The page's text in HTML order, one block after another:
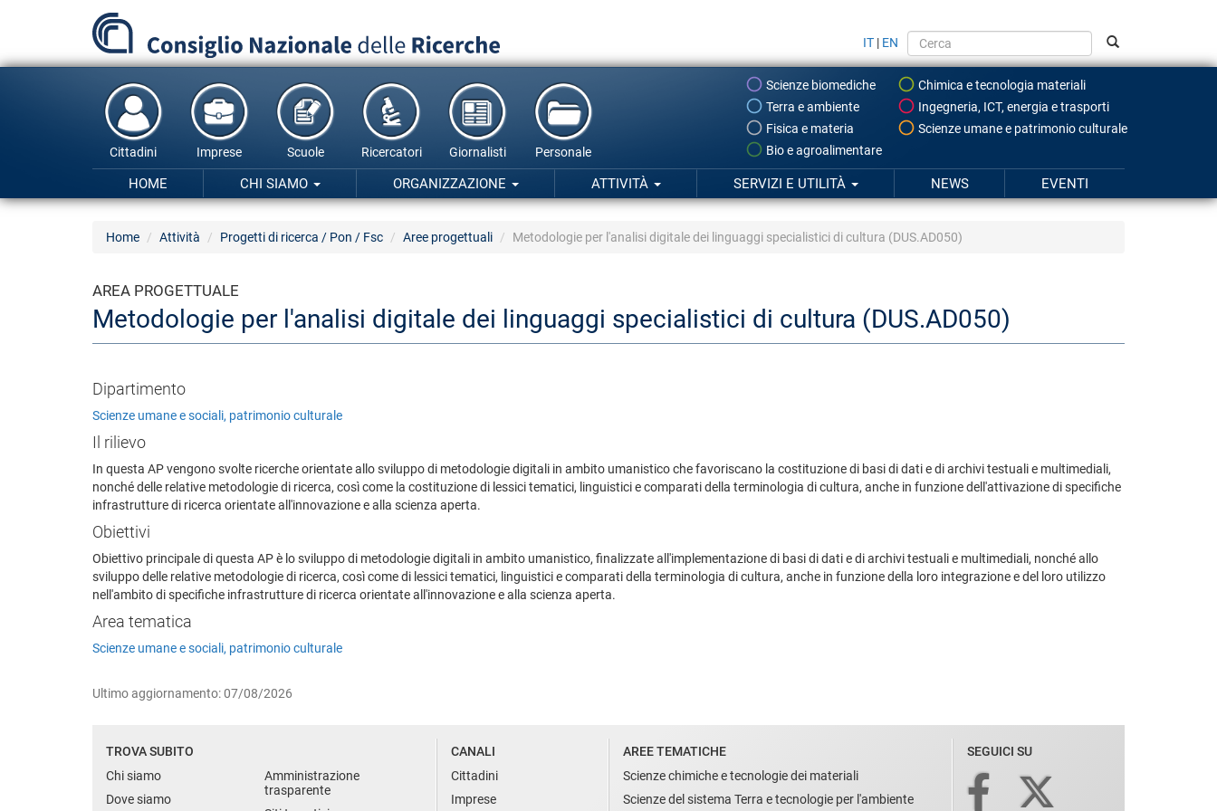
principale
IT | EN
Scienze biomediche
Chimica e tecnologia materiali
Terra e ambiente
Ingegneria, ICT, energia e trasporti
Fisica e materia
Scienze umane e patrimonio culturale
Bio e agroalimentare
Cittadini Imprese Scuole Ricercatori Giornalisti Personale
HOME CHI SIAMO ORGANIZZAZIONE ATTIVITÀ SERVIZI E UTILITÀ NEWS EVENTI
Home Attività Progetti di ricerca / Pon / Fsc Aree progettuali Metodologie per l'analisi digitale dei linguaggi specialistici di cultura (DUS.AD050)
AREA PROGETTUALE
Metodologie per l'analisi digitale dei linguaggi specialistici di cultura (DUS.AD050)
Dipartimento
Scienze umane e sociali, patrimonio culturale
Il rilievo
In questa AP vengono svolte ricerche orientate allo sviluppo di metodologie digitali in ambito umanistico che favoriscano la costituzione di basi di dati e di archivi testuali e multimediali,
nonché delle relative metodologie di ricerca, così come la costituzione di lessici tematici, linguistici e comparati della terminologia di cultura, anche in funzione dell'attivazione di specifiche
infrastrutture di ricerca orientate all'innovazione e alla scienza aperta.
Obiettivi
Obiettivo principale di questa AP è lo sviluppo di metodologie digitali in ambito umanistico, finalizzate all'implementazione di basi di dati e di archivi testuali e multimediali, nonché allo
sviluppo delle relative metodologie di ricerca, così come di lessici tematici, linguistici e comparati della terminologia di cultura, anche in funzione della loro integrazione e del loro utilizzo
nell'ambito di specifiche infrastrutture di ricerca orientate all'innovazione e alla scienza aperta.
Area tematica
Scienze umane e sociali, patrimonio culturale
Ultimo aggiornamento: 07/08/2026
TROVA SUBITO
Chi siamo
Dove siamo
Amministrazione
trasparente
CANALI
Cittadini
Imprese
AREE TEMATICHE
Scienze chimiche e tecnologie dei materiali
Scienze del sistema Terra e tecnologie per l'ambiente
SEGUICI SU